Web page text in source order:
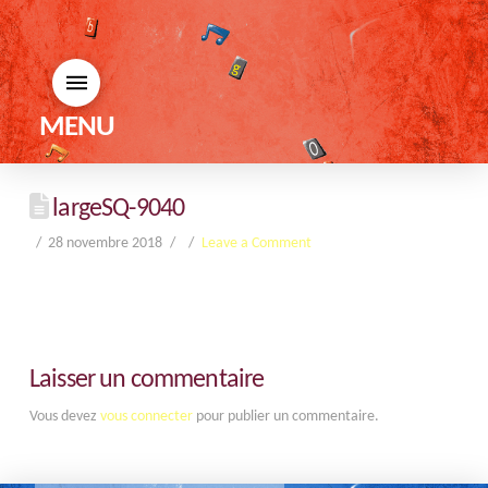
MENU
largeSQ-9040
28 novembre 2018 Leave a Comment
Laisser un commentaire
Vous devez vous connecterpour publier un commentaire.